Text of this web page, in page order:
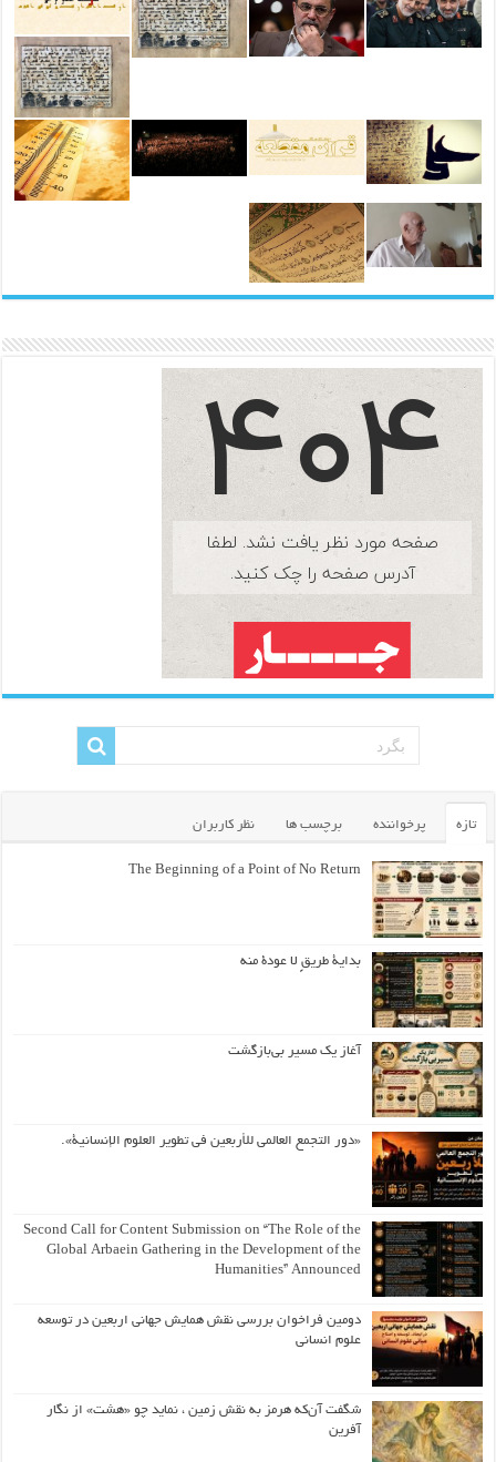
تازه پرخواننده برچسب ها نظر کاربران
The Beginning of a Point of No Return
بداية طريقٍ لا عودة منه
آغاز یک مسیر بی‌بازگشت
«دور التجمع العالمي للأربعين في تطوير العلوم الإنسانية».
Second Call for Content Submission on “The Role of the
Global Arbaein Gathering in the Development of the
Humanities” Announced
دومین فراخوان بررسی نقش همایش جهانی اربعین در توسعه
علوم انسانی
شگفت آن‌که هرمز به نقش زمین ، نماید چو «هشت» از نگار
آفرین